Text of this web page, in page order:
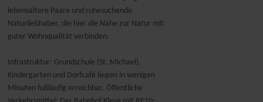
lebensältere Paare und ruhesuchende
Naturliebhaber, die hier die Nähe zur Natur mit
guter Wohnqualität verbinden.
Infrastruktur: Grundschule (St. Michael),
Kindergarten und Dorfcafé liegen in wenigen
Minuten fußläufig erreichbar. Öffentliche